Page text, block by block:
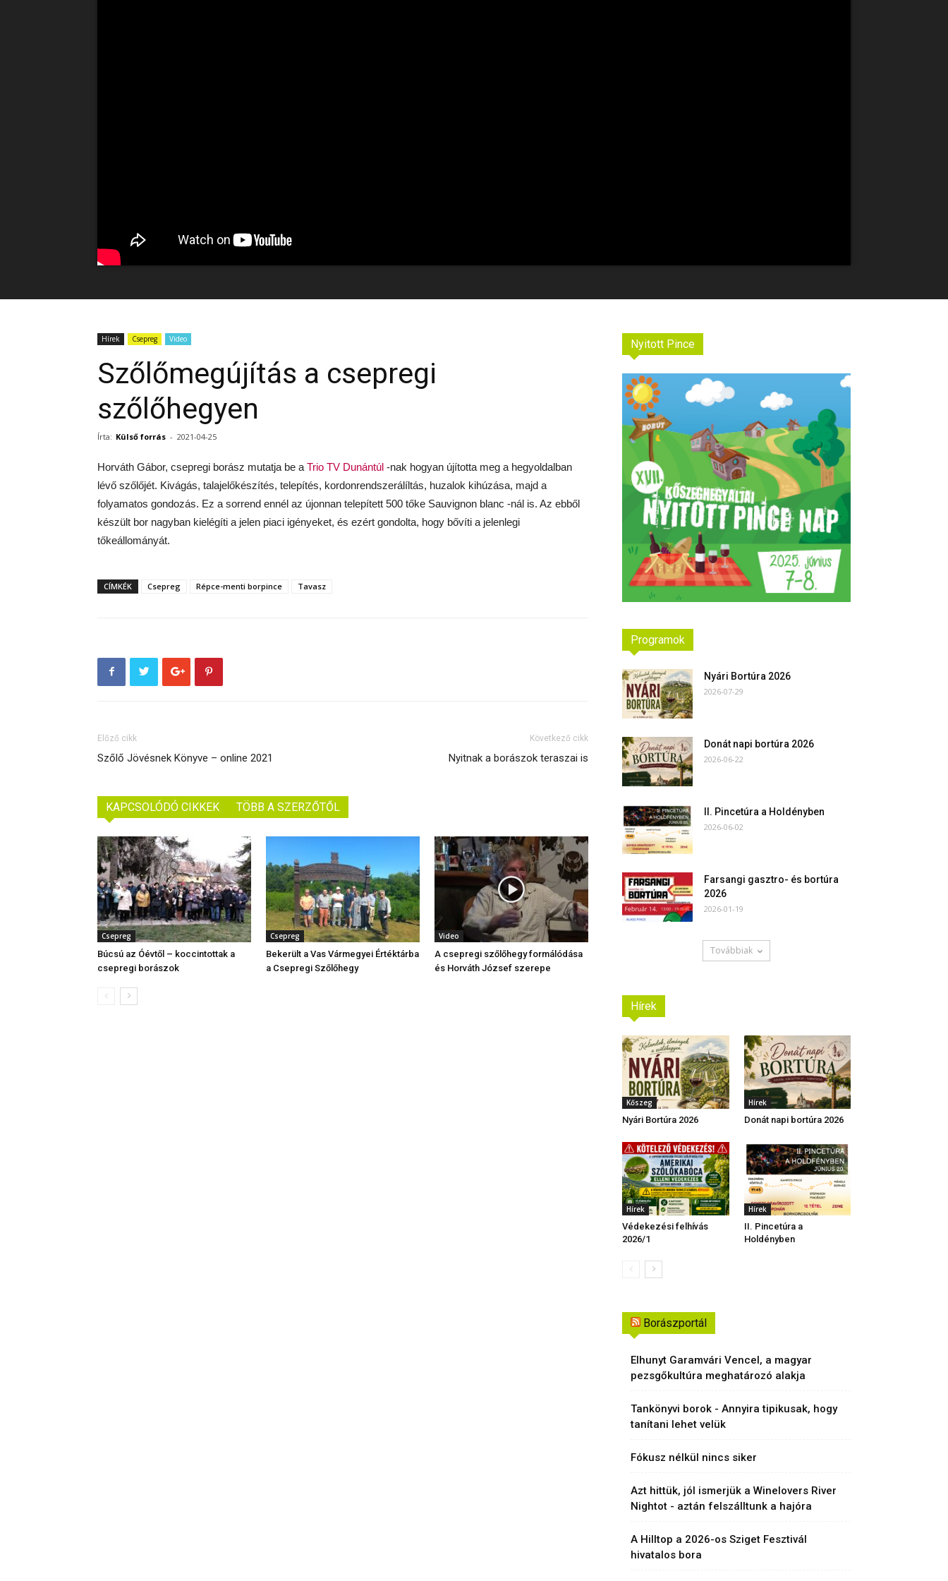
Hírek Csepreg Video
Szőlőmegújítás a csepregi
szőlőhegyen
Írta: Külső forrás - 2021-04-25
Horváth Gábor, csepregi borász mutatja be a Trio TV Dunántúl -nak hogyan újította meg a hegyoldalban
lévő szőlőjét. Kivágás, talajelőkészítés, telepítés, kordonrendszerálíltás, huzalok kihúzása, majd a
folyamatos gondozás. Ez a sorrend ennél az újonnan telepített 500 tőke Sauvignon blanc -nál is. Az ebből
készült bor nagyban kielégíti a jelen piaci igényeket, és ezért gondolta, hogy bővíti a jelenlegi
tőkeállományát.
CÍMKÉK Csepreg Répce-menti borpince Tavasz
Előző cikk
Szőlő Jövésnek Könyve – online 2021
Következő cikk
Nyitnak a borászok teraszai is
KAPCSOLÓDÓ CIKKEK TÖBB A SZERZŐTŐL
Csepreg
Búcsú az Óévtől – koccintottak a
csepregi borászok
Csepreg
Bekerült a Vas Vármegyei Értéktárba
a Csepregi Szőlőhegy
Video
A csepregi szőlőhegy formálódása
és Horváth József szerepe
Nyitott Pince
Programok
Nyári Bortúra 2026
2026-07-29
Donát napi bortúra 2026
2026-06-22
II. Pincetúra a Holdényben
2026-06-02
Farsangi gasztro- és bortúra
2026
2026-01-19
Továbbiak
Hírek
Kőszeg
Nyári Bortúra 2026
Hírek
Donát napi bortúra 2026
Hírek
Védekezési felhívás
2026/1
Hírek
II. Pincetúra a
Holdényben
Borászportál
Elhunyt Garamvári Vencel, a magyar
pezsgőkultúra meghatározó alakja
Tankönyvi borok - Annyira tipikusak, hogy
tanítani lehet velük
Fókusz nélkül nincs siker
Azt hittük, jól ismerjük a Winelovers River
Nightot - aztán felszálltunk a hajóra
A Hilltop a 2026-os Sziget Fesztivál
hivatalos bora